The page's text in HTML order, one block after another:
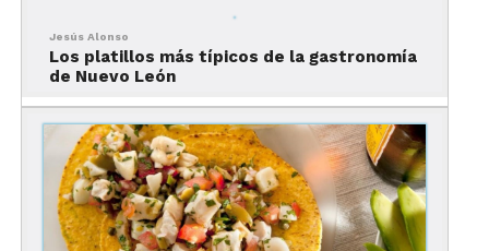
El aguachile, plato bandera de
Jesús Alonso
Los platillos más típicos de la gastronomía
de Nuevo León